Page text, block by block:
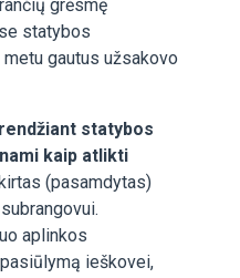
grėsmę
statybos
gautus užsakovo
statybos
kaip atlikti
(pasamdytas)
aplinkos
ieškovei,